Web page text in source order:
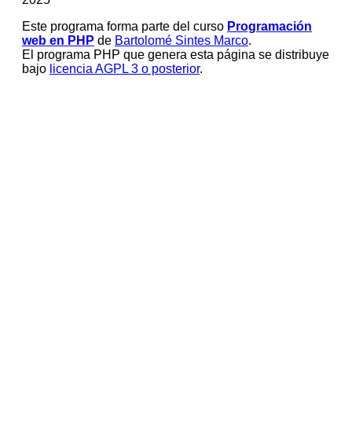
Este programa forma parte del curso Programación
web en PHP de Bartolomé Sintes Marco.
El programa PHP que genera esta página se distribuye
bajo licencia AGPL 3 o posterior.